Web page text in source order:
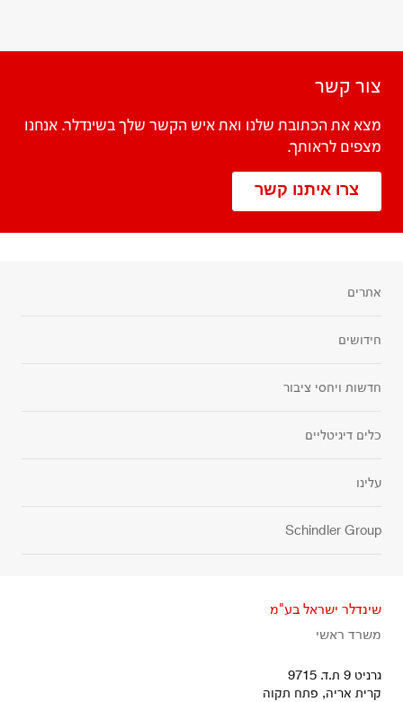
צור קשר
מצא את הכתובת שלנו ואת איש הקשר שלך בשינדלר. אנחנו
מצפים לראותך.
צרו איתנו קשר
אתרים
חידושים
חדשות ויחסי ציבור
כלים דיגיטליים
עלינו
Schindler Group
שינדלר ישראל בע"מ
משרד ראשי
גרניט 9 ת.ד. 9715
קרית אריה, פתח תקוה